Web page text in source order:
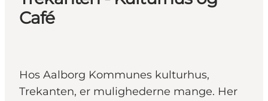
Café
Hos Aalborg Kommunes kulturhus,
Trekanten, er mulighederne mange. Her